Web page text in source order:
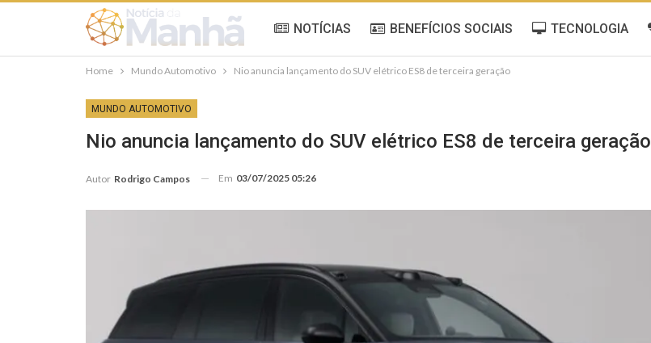
NOTÍCIAS BENEFÍCIOS SOCIAIS TECNOLOGIA
Home Mundo Automotivo Nio anuncia lançamento do SUV elétrico ES8 de terceira geração
MUNDO AUTOMOTIVO
Nio anuncia lançamento do SUV elétrico ES8 de terceira geração
Autor Rodrigo Campos Em 03/07/2025 05:26